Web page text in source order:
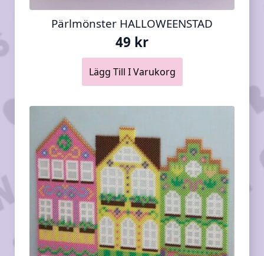
Pärlmönster HALLOWEENSTAD
49 kr
Lägg Till I Varukorg